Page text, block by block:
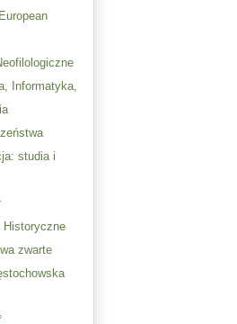
Informatyka,
studia i
zwarte